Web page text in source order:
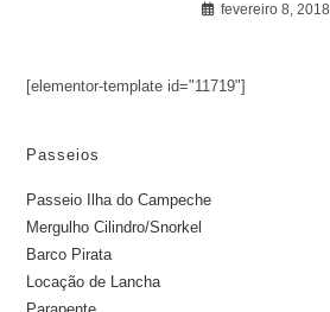
fevereiro 8, 2018
[elementor-template id="11719"]
Passeios
Passeio Ilha do Campeche
Mergulho Cilindro/Snorkel
Barco Pirata
Locação de Lancha